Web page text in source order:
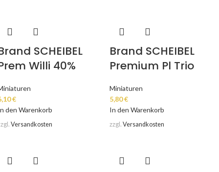
SCHEIBEL
Willi 40%
€
den Warenkorb
Versandkosten
Brand SCHEIBEL
Premium Pl Trio
Miniaturen
5,80€
In den Warenkorb
zzgl. Versandkosten